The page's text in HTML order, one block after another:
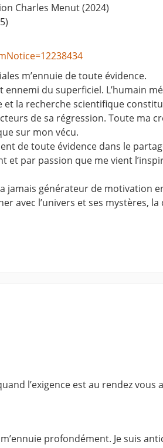
Charles Menut (2024)
m’ennuie de toute évidence.
du superficiel. L’humain
la recherche scientifique
de sa régression. Toute ma
sur mon vécu.
de toute évidence dans le
et par passion que me vient
jamais générateur de
avec l’univers et ses mystères,
l’exigence est au rendez
profondément. Je suis